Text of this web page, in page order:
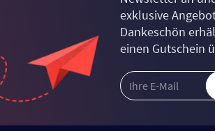
exklusive
Dankeschön
einen Gutschein